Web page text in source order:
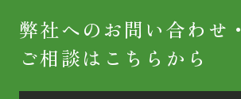
弊社へのお問い合わせ・
ご相談はこちらから